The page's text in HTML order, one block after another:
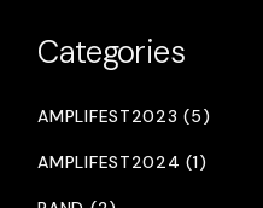
Categories
AMPLIFEST2023 (5)
AMPLIFEST2024 (1)